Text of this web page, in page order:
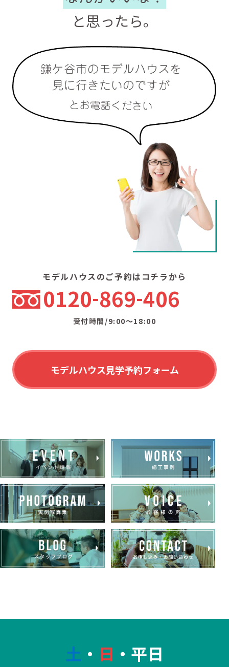
と思ったら。
モデルハウスのご予約はコチラから
0120 869 406
受付時間/9:00〜18:00
モデルハウス見学予約フォーム
土 ・ 日 ・平日